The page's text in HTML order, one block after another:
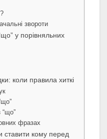
звороти
у порівняльних
коли правила хиткі
“що”
фразах
ставити кому перед